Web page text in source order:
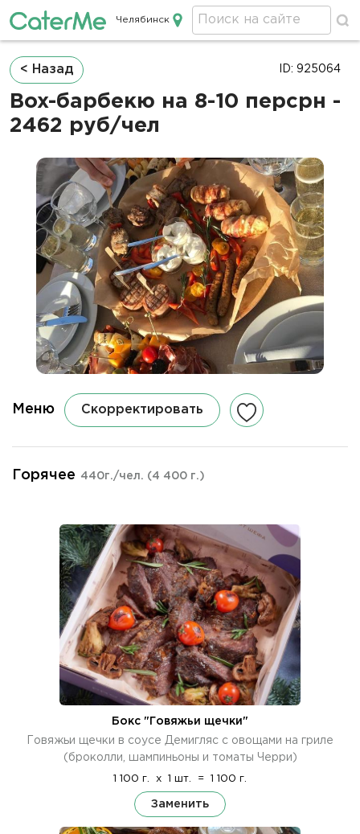
Кейтеринг в Челябинске
Челябинск
Строка
навигации
< Назад
Box-барбекю на 8-10 персрн -
2462 руб/чел
ID: 925064
Меню Скорректировать
Горячее 440г./чел. (4 400 г.)
Бокс "Говяжьи щечки"
Говяжьи щечки в соусе Демигляс с овощами на гриле
(броколли, шампиньоны и томаты Черри)
1 100 г. x 1 шт. = 1 100 г.
Заменить